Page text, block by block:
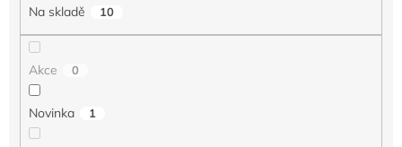
Na skladě 10
Akce 0
Novinka 1